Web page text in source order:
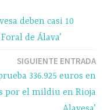
deben casi 10
de Álava’
SIGUIENTE ENTRADA
336.925 euros en
por el mildiu en Rioja